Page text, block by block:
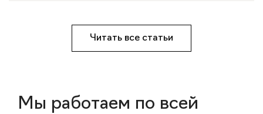
Читать все статьи
Мы работаем по всей